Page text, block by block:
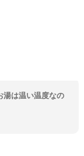
湯は温い温度なの